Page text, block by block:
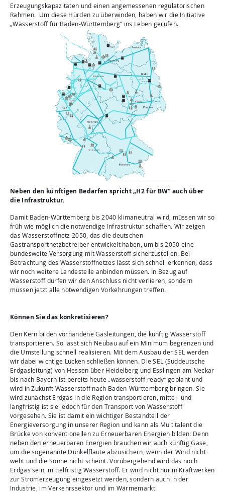
Erzeugungskapazitäten und einen angemessenen regulatorischen
Rahmen. Um diese Hürden zu überwinden, haben wir die Initiative
„Wasserstoff für Baden-Württemberg“ ins Leben gerufen.
Neben den künftigen Bedarfen spricht „H2 für BW“ auch über
die Infrastruktur.
Damit Baden-Württemberg bis 2040 klimaneutral wird, müssen wir so
früh wie möglich die notwendige Infrastruktur schaffen. Wir zeigen
das Wasserstoffnetz 2050, das die deutschen
Gastransportnetzbetreiber entwickelt haben, um bis 2050 eine
bundesweite Versorgung mit Wasserstoff sicherzustellen. Bei
Betrachtung des Wasserstoffnetzes lässt sich schnell erkennen, dass
wir noch weitere Landesteile anbinden müssen. In Bezug auf
Wasserstoff dürfen wir den Anschluss nicht verlieren, sondern
müssen jetzt alle notwendigen Vorkehrungen treffen.
Können Sie das konkretisieren?
Den Kern bilden vorhandene Gasleitungen, die künftig Wasserstoff
transportieren. So lässt sich Neubau auf ein Minimum begrenzen und
die Umstellung schnell realisieren. Mit dem Ausbau der SEL werden
wir dabei wichtige Lücken schließen können. Die SEL (Süddeutsche
Erdgasleitung) von Hessen über Heidelberg und Esslingen am Neckar
bis nach Bayern ist bereits heute „wasserstoff-ready“ geplant und
wird in Zukunft Wasserstoff nach Baden-Württemberg bringen. Sie
wird zunächst Erdgas in die Region transportieren, mittel- und
langfristig ist sie jedoch für den Transport von Wasserstoff
vorgesehen. Sie ist damit ein wichtiger Bestandteil der
Energieversorgung in unserer Region und kann als Multitalent die
Brücke von konventionellen zu Erneuerbaren Energien bilden: Denn
neben den erneuerbaren Energien brauchen wir auch künftig Gase,
um die sogenannte Dunkelflaute abzusichern, wenn der Wind nicht
weht und die Sonne nicht scheint. Vorübergehend wird das noch
Erdgas sein, mittelfristig Wasserstoff. Er wird nicht nur in Kraftwerken
zur Stromerzeugung eingesetzt werden, sondern auch in der
Industrie, im Verkehrssektor und im Wärmemarkt.